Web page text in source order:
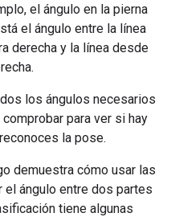
el ángulo en la pierna
el ángulo entre la línea
derecha y la línea desde
los ángulos necesarios
para ver si hay
la pose.
demuestra cómo usar las
el ángulo entre dos partes
tiene algunas